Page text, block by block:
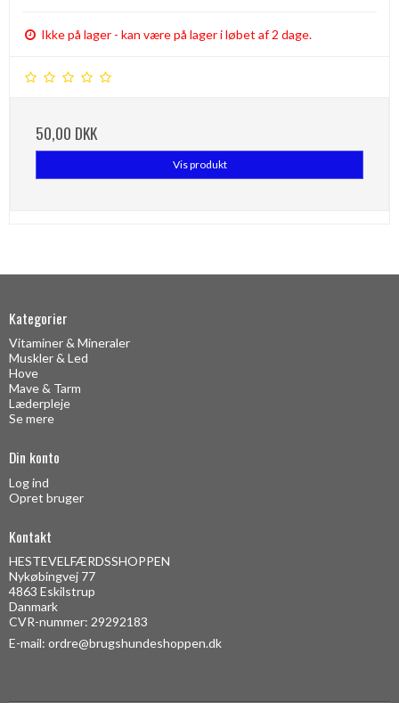
Ikke på lager - kan være på lager i løbet af 2 dage.
50,00 DKK
Vis produkt
Kategorier
Vitaminer & Mineraler
Muskler & Led
Hove
Mave & Tarm
Læderpleje
Se mere
Din konto
Log ind
Opret bruger
Kontakt
HESTEVELFÆRDSSHOPPEN
Nykøbingvej 77
4863 Eskilstrup
Danmark
CVR-nummer: 29292183
E-mail: ordre@brugshundeshoppen.dk